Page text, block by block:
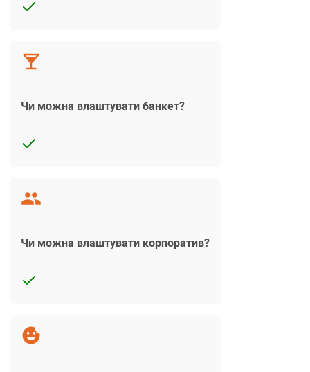
Чи можна влаштувати банкет?
Чи можна влаштувати корпоратив?